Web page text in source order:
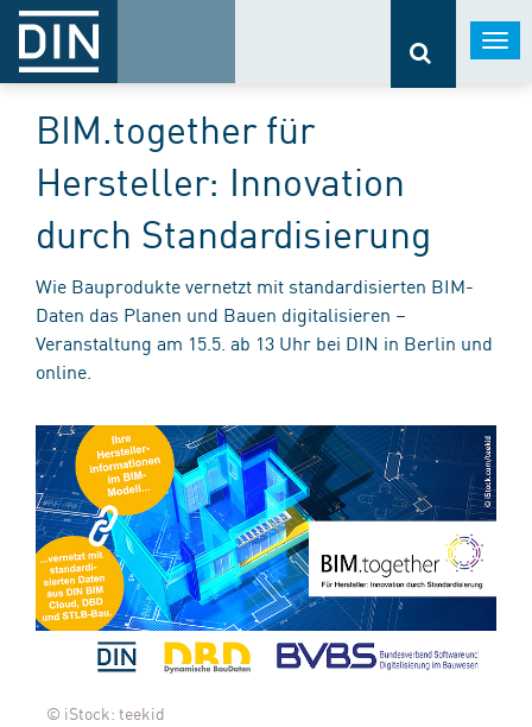
BIM.together für
Hersteller: Innovation
durch Standardisierung
Wie Bauprodukte vernetzt mit standardisierten BIM-
Daten das Planen und Bauen digitalisieren –
Veranstaltung am 15.5. ab 13 Uhr bei DIN in Berlin und
online.
© iStock: teekid